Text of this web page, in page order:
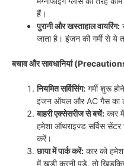
हैं।
पुरानी और खस्ताहाल वायरिंग:
जाता है। इंजन की गर्मी से
बचाव और सावधानियां
नियमित सर्विसिंग: गर्मी शुरू
इंजन ऑयल और AC गैस का
बाहरी एक्सेसरीज से बचें: कार
हमेशा ऑथराइज्ड सर्विस
करें।
छाया में पार्क करें: कार को
में खड़ी करनी पड़े, तो